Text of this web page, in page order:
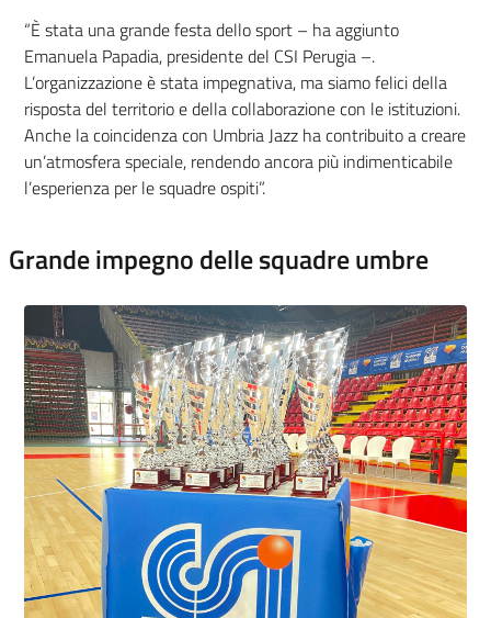
“È stata una grande festa dello sport – ha aggiunto
Emanuela Papadia, presidente del CSI Perugia –.
L’organizzazione è stata impegnativa, ma siamo felici della
risposta del territorio e della collaborazione con le istituzioni.
Anche la coincidenza con Umbria Jazz ha contribuito a creare
un’atmosfera speciale, rendendo ancora più indimenticabile
l’esperienza per le squadre ospiti”.
Grande impegno delle squadre umbre